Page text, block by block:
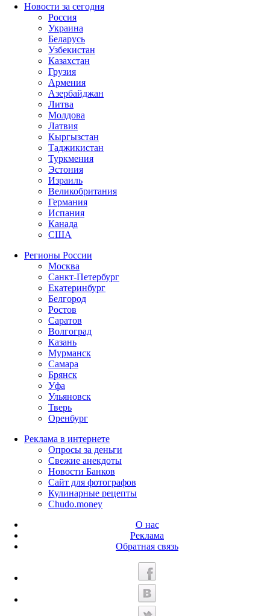
Новости за сегодня
Россия
Украина
Беларусь
Узбекистан
Казахстан
Грузия
Армения
Азербайджан
Литва
Молдова
Латвия
Кыргызстан
Таджикистан
Туркмения
Эстония
Израиль
Великобритания
Германия
Испания
Канада
США
Регионы России
Москва
Санкт-Петербург
Екатеринбург
Белгород
Ростов
Саратов
Волгоград
Казань
Мурманск
Самара
Брянск
Уфа
Ульяновск
Тверь
Оренбург
Реклама в интернете
Опросы за деньги
Свежие анекдоты
Новости Банков
Сайт для фотографов
Кулинарные рецепты
Chudo.money
О нас
Реклама
Обратная связь